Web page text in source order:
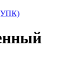
(УПК)